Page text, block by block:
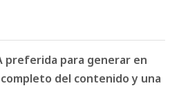
preferida para generar en
del contenido y una